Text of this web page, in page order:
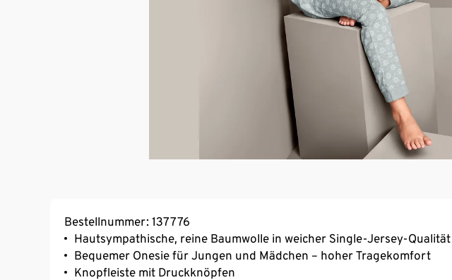
Bestellnummer: 137776
Hautsympathische, reine Baumwolle in weicher Single-Jersey-Qualität
Bequemer Onesie für Jungen und Mädchen – hoher Tragekomfort
Knopfleiste mit Druckknöpfen